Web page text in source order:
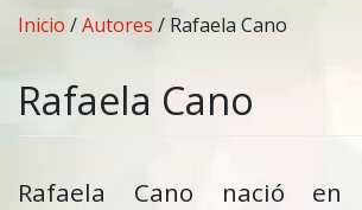
Inicio /Autores / Rafaela Cano
Rafaela Cano
Rafaela Cano nació en